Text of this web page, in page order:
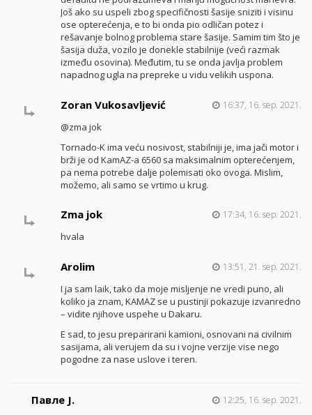
Još ako su uspeli zbog specifičnosti šasije sniziti i visinu
ose opterećenja, e to bi onda pio odličan potez i
rešavanje bolnog problema stare šasije. Samim tim što je
šasija duža, vozilo je donekle stabilnije (veći razmak
između osovina). Međutim, tu se onda javlja problem
napadnog ugla na prepreke u vidu velikih uspona.
Zoran Vukosavljević 16:37, 16. sep. 2021.
@zma jok
Tornado-K ima veću nosivost, stabilniji je, ima jači motor i
brži je od KamAZ-a 6560 sa maksimalnim opterećenjem,
pa nema potrebe dalje polemisati oko ovoga. Mislim,
možemo, ali samo se vrtimo u krug.
Zma jok 17:34, 16. sep. 2021.
hvala
Arolim 13:51, 21. sep. 2021.
I ja sam laik, tako da moje misljenje ne vredi puno, ali
koliko ja znam, KAMAZ se u pustinji pokazuje izvanredno
– vidite njihove uspehe u Dakaru.
E sad, to jesu preparirani kamioni, osnovani na civilnim
sasijama, ali verujem da su i vojne verzije vise nego
pogodne za nase uslove i teren.
Павле Ј. 12:25, 16. sep. 2021.